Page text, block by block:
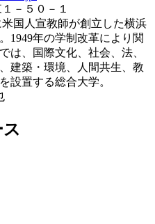
－５０－１
国人宣教師が創立した横浜
1949年の学制改革により関
は、国際文化、社会、法、
建築・環境、人間共生、教
設置する総合大学。